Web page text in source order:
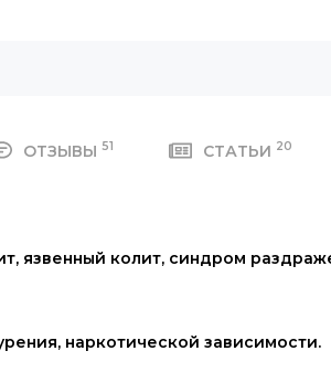
ОТЗЫВЫ 51 СТАТЬИ 20
язвенный колит, синдром
наркотической зависимости.